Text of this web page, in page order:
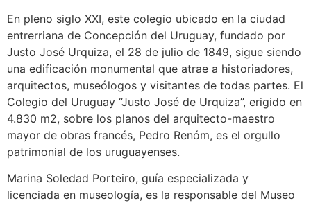
En pleno siglo XXI, este colegio ubicado en la ciudad
entrerriana de Concepción del Uruguay, fundado por
Justo José Urquiza, el 28 de julio de 1849, sigue siendo
una edificación monumental que atrae a historiadores,
arquitectos, museólogos y visitantes de todas partes. El
Colegio del Uruguay “Justo José de Urquiza”, erigido en
4.830 m2, sobre los planos del arquitecto-maestro
mayor de obras francés, Pedro Renóm, es el orgullo
patrimonial de los uruguayenses.
Marina Soledad Porteiro, guía especializada y
licenciada en museología, es la responsable del Museo